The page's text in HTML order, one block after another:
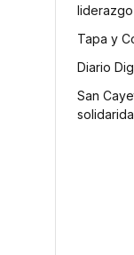
liderazgo
Tapa y
Diario
San